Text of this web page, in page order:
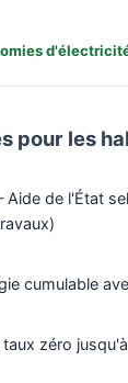
pour les
de l'État
cumulable
zéro